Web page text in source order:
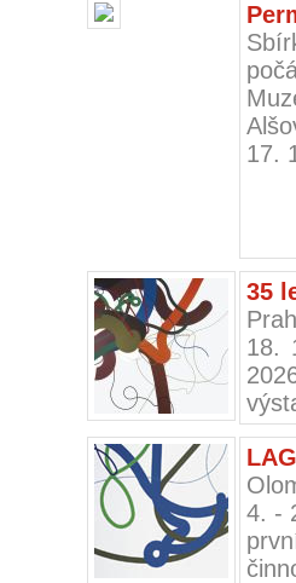
17.
35
18.
4. -